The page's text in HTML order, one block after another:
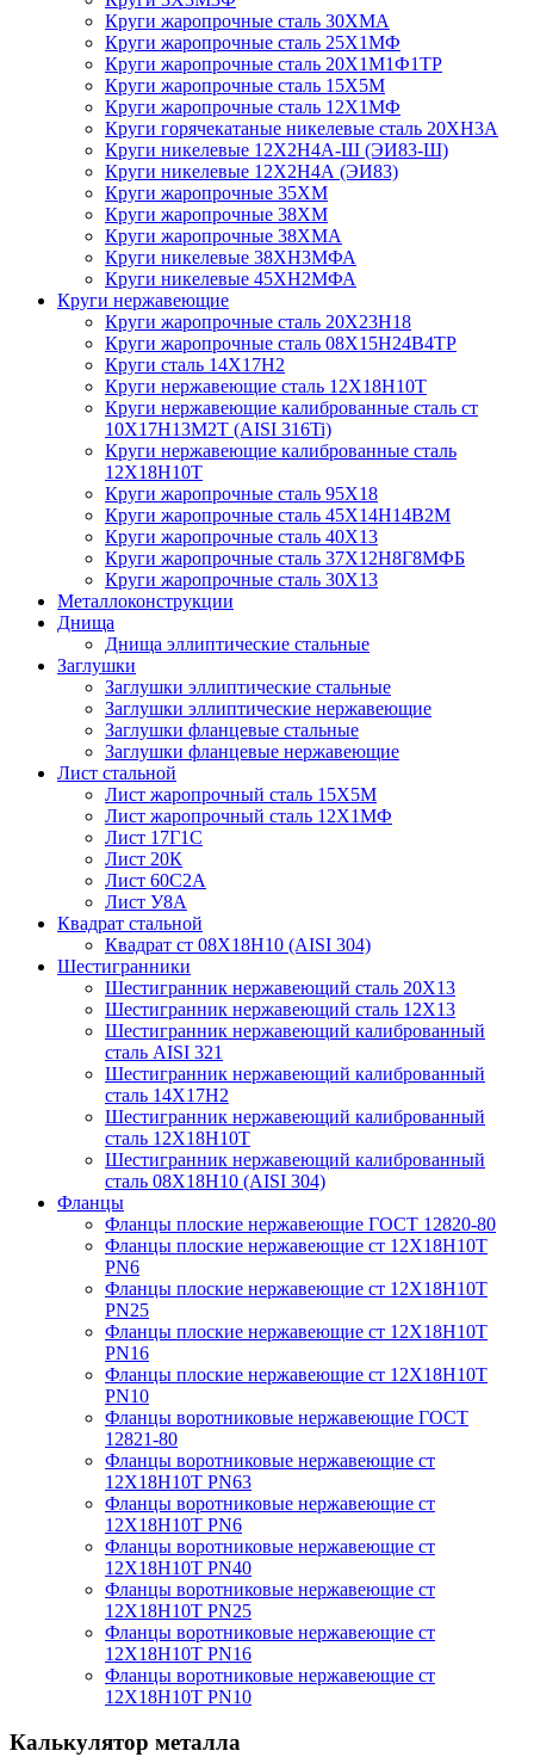
Круги жаропрочные сталь 30ХМА
Круги жаропрочные сталь 25Х1МФ
Круги жаропрочные сталь 20Х1М1Ф1ТР
Круги жаропрочные сталь 15Х5М
Круги жаропрочные сталь 12Х1МФ
Круги горячекатаные никелевые сталь 20ХН3А
Круги никелевые 12Х2Н4А-Ш (ЭИ83-Ш)
Круги никелевые 12Х2Н4А (ЭИ83)
Круги жаропрочные 35ХМ
Круги жаропрочные 38ХМ
Круги жаропрочные 38ХМА
Круги никелевые 38XH3MФА
Круги никелевые 45ХН2МФА
Круги нержавеющие
Круги жаропрочные сталь 20Х23Н18
Круги жаропрочные сталь 08Х15Н24В4ТР
Круги сталь 14Х17Н2
Круги нержавеющие сталь 12Х18Н10Т
Круги нержавеющие калиброванные сталь ст
10Х17Н13М2Т (AISI 316Ti)
Круги нержавеющие калиброванные сталь
12Х18Н10Т
Круги жаропрочные сталь 95Х18
Круги жаропрочные сталь 45Х14Н14В2М
Круги жаропрочные сталь 40Х13
Круги жаропрочные сталь 37Х12Н8Г8МФБ
Круги жаропрочные сталь 30Х13
Металлоконструкции
Днища
Днища эллиптические стальные
Заглушки
Заглушки эллиптические стальные
Заглушки эллиптические нержавеющие
Заглушки фланцевые стальные
Заглушки фланцевые нержавеющие
Лист стальной
Лист жаропрочный сталь 15Х5М
Лист жаропрочный сталь 12Х1МФ
Лист 17Г1С
Лист 20К
Лист 60С2А
Лист У8А
Квадрат стальной
Квадрат ст 08Х18Н10 (AISI 304)
Шестигранники
Шестигранник нержавеющий сталь 20Х13
Шестигранник нержавеющий сталь 12Х13
Шестигранник нержавеющий калиброванный
сталь AISI 321
Шестигранник нержавеющий калиброванный
сталь 14Х17Н2
Шестигранник нержавеющий калиброванный
сталь 12Х18Н10Т
Шестигранник нержавеющий калиброванный
сталь 08Х18Н10 (AISI 304)
Фланцы
Фланцы плоские нержавеющие ГОСТ 12820-80
Фланцы плоские нержавеющие ст 12Х18Н10Т
PN6
Фланцы плоские нержавеющие ст 12Х18Н10Т
PN25
Фланцы плоские нержавеющие ст 12Х18Н10Т
PN16
Фланцы плоские нержавеющие ст 12Х18Н10Т
PN10
Фланцы воротниковые нержавеющие ГОСТ
12821-80
Фланцы воротниковые нержавеющие ст
12Х18Н10Т PN63
Фланцы воротниковые нержавеющие ст
12Х18Н10Т PN6
Фланцы воротниковые нержавеющие ст
12Х18Н10Т PN40
Фланцы воротниковые нержавеющие ст
12Х18Н10Т PN25
Фланцы воротниковые нержавеющие ст
12Х18Н10Т PN16
Фланцы воротниковые нержавеющие ст
12Х18Н10Т PN10
Калькулятор металла